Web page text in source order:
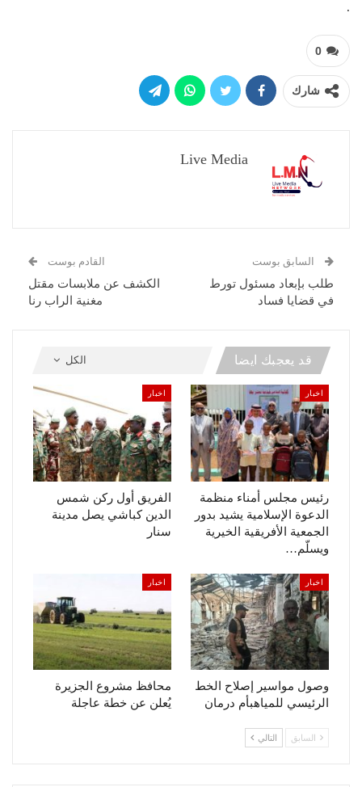
.
0
شارك
Live Media
السابق بوست
طلب بإبعاد مسئول تورط
في قضايا فساد
القادم بوست
الكشف عن ملابسات مقتل
مغنية الراب رنا
الكل قد يعجبك ايضا
اخبار
رئيس مجلس أمناء منظمة
الدعوة الإسلامية يشيد بدور
الجمعية الأفريقية الخيرية
ويسلّم…
اخبار
الفريق أول ركن شمس
الدين كباشي يصل مدينة
سنار
اخبار
وصول مواسير إصلاح الخط
الرئيسي للمياهبأم درمان
اخبار
محافظ مشروع الجزيرة
يُعلن عن خطة عاجلة
السابق التالي